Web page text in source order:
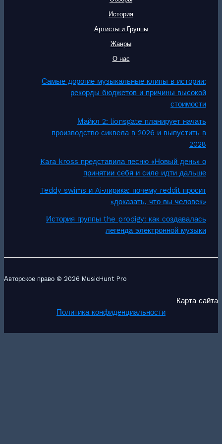
История
Артисты и Группы
Жанры
О нас
Самые дорогие музыкальные клипы в истории:
рекорды бюджетов и причины высокой
стоимости
Майкл 2: lionsgate планирует начать
производство сиквела в 2026 и выпустить в
2028
Kara kross представила песню «Новый день» о
принятии себя и силе идти дальше
Teddy swims и Ai‑лирика: почему reddit просит
«доказать, что вы человек»
История группы the prodigy: как создавалась
легенда электронной музыки
Авторское право © 2026 MusicHunt Pro
Карта сайта
Политика конфиденциальности